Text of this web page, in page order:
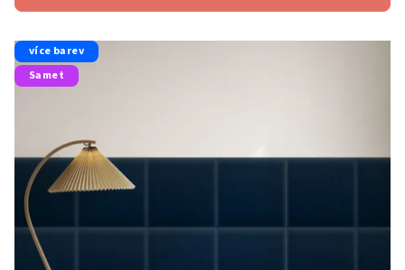
r
o
d
u
ů
V
ý
p
p
více barev
Samet